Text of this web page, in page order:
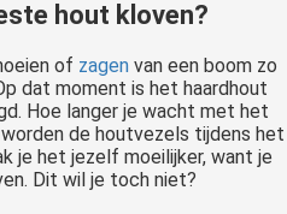
hout kloven?
of zagen van een boom zo
dat moment is het haardhout
Hoe langer je wacht met het
de houtvezels tijdens het
je het jezelf moeilijker, want je
Dit wil je toch niet?